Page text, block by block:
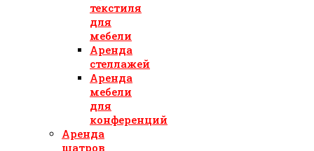
текстиля
для
мебели
Аренда
стеллажей
Аренда
мебели
для
конференций
Аренда
шатров